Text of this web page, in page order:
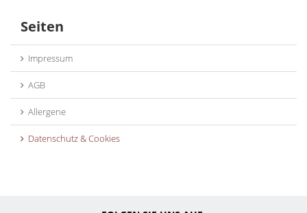
Seiten
Impressum
AGB
Allergene
Datenschutz & Cookies